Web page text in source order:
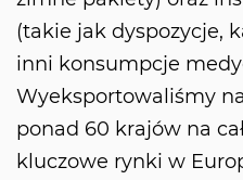
(takie jak dyspozycje,
inni konsumpcje
Wyeksportowaliśmy
ponad 60 krajów na
kluczowe rynki w